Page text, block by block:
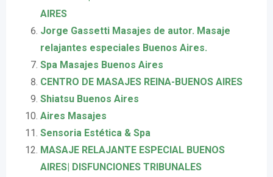
AIRES
Jorge Gassetti Masajes de autor. Masaje
relajantes especiales Buenos Aires.
Spa Masajes Buenos Aires
CENTRO DE MASAJES REINA-BUENOS AIRES
Shiatsu Buenos Aires
Aires Masajes
Sensoria Estética & Spa
MASAJE RELAJANTE ESPECIAL BUENOS
AIRES| DISFUNCIONES TRIBUNALES